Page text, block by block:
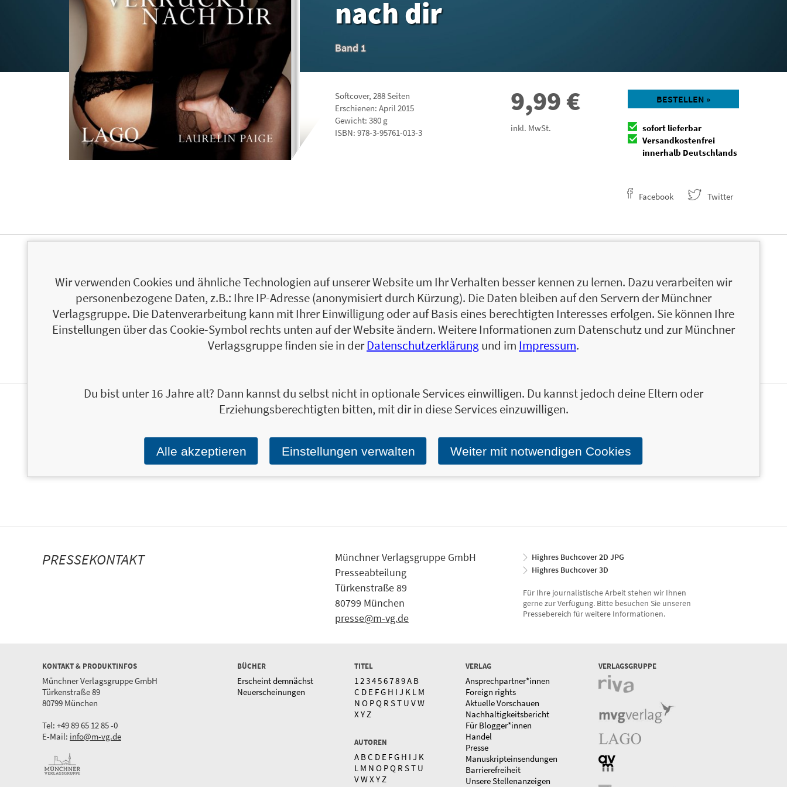
nach dir
Band 1
Softcover, 288 Seiten
Erschienen: April 2015
Gewicht: 380 g
ISBN: 978-3-95761-013-3
9,99€
inkl. MwSt.
BESTELLEN »
sofort lieferbar
Versandkostenfrei
innerhalb Deutschlands
Facebook Twitter
ist das ein bisschen peinlich – ihr Mann hat sich darüber noch nicht beschwert. Wenn
Laurelin keine Liebesromane schreibt, schaut sie Mad Men oder The Walking Dead – oder
träumt von Adam Levine.
Zum Profil von Laurelin Paige
Ja, ich will mit dem kostenlosen LAGO-Newsletter über die aktuellen Neuerscheinungen und Aktionen
E-Mail-Adresse:
PRESSEKONTAKT
Münchner Verlagsgruppe GmbH
Presseabteilung
Türkenstraße 89
80799 München
presse@m-vg.de
Highres Buchcover 2D JPG
Highres Buchcover 3D
Für Ihre journalistische Arbeit stehen wir Ihnen
gerne zur Verfügung. Bitte besuchen Sie unseren
Pressebereich für weitere Informationen.
KONTAKT & PRODUKTINFOS
Münchner Verlagsgruppe GmbH
Türkenstraße 89
80799 München
Tel: +49 89 65 12 85 -0
E-Mail: info@m-vg.de
BÜCHER
Erscheint demnächst
Neuerscheinungen
TITEL
1 23456789A B
C D E FG H I J K L M
N O PQ R ST U VW
X Y Z
AUTOREN
A BC D E FG H I J K
L M N O PQ R ST U
VWX Y Z
VERLAG
Ansprechpartner*innen
Foreign rights
Aktuelle Vorschauen
Nachhaltigkeitsbericht
Für Blogger*innen
Handel
Presse
Manuskripteinsendungen
Barrierefreiheit
Unsere Stellenanzeigen
VERLAGSGRUPPE
Wir verwenden Cookies und ähnliche Technologien auf unserer Website um Ihr Verhalten besser kennen zu lernen. Dazu verarbeiten wir
personenbezogene Daten, z.B.: Ihre IP-Adresse (anonymisiert durch Kürzung). Die Daten bleiben auf den Servern der Münchner
Verlagsgruppe. Die Datenverarbeitung kann mit Ihrer Einwilligung oder auf Basis eines berechtigten Interesses erfolgen. Sie können Ihre
Einstellungen über das Cookie-Symbol rechts unten auf der Website ändern. Weitere Informationen zum Datenschutz und zur Münchner
Verlagsgruppe finden sie in derDatenschutzerklärungund im Impressum.
Du bist unter 16 Jahre alt? Dann kannst du selbst nicht in optionale Services einwilligen. Du kannst jedoch deine Eltern oder
Erziehungsberechtigten bitten, mit dir in diese Services einzuwilligen.
Alle akzeptieren Einstellungen verwalten Weiter mit notwendigen Cookies